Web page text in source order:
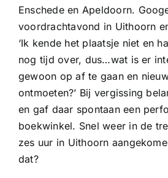
Enschede en Apeldoorn.
voordrachtavond in Uithoorn
‘Ik kende het plaatsje niet en
nog tijd over, dus…wat is er
gewoon op af te gaan en
ontmoeten?’ Bij vergissing
en gaf daar spontaan een
boekwinkel. Snel weer in de
zes uur in Uithoorn
dat?